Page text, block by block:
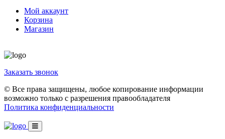
Мой аккаунт
Корзина
Магазин
Заказать звонок
© Все права защищены, любое копирование информации
возможно только с разрешения правообладателя
Политика конфиденциальности